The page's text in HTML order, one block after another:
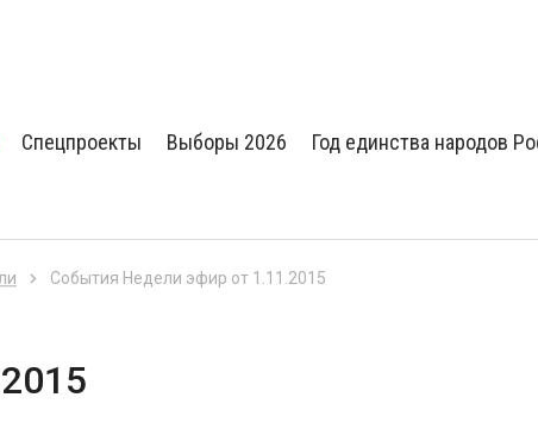
Спецпроекты Выборы 2026 Год единства народов
События Недели эфир от 1.11.2015